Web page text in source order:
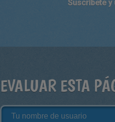
Suscríbete y
EVALUAR ESTA